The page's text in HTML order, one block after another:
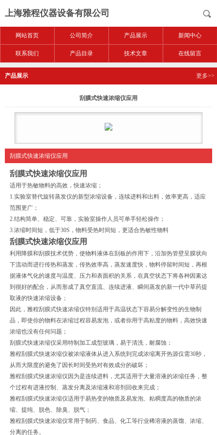
上海雅程仪器设备有限公司
网站首页 公司简介 产品展示 新闻中心
联系我们 产品目录 技术文章 在线留言
产品展示 更多>>
刮膜式快速浓缩仪应用
刮膜式快速浓缩仪应用
刮膜式快速浓缩仪应用
适用于热敏物料的高效，快速浓缩；
1.实验室替代旋转蒸发仪的新型浓缩设备，连续进料和出料，效率更高，适应
范围更广；
2.结构简单、稳定、可靠，实验室操作人员可单手轻松操作；
3.浓缩时间短，低于30S，物料受热时间短，更适合热敏性物料
刮膜式快速浓缩仪应用
利用降膜和刮膜技术优势，使物料液体在刮板的作用下，沿加热管壁呈膜状向
下流动而进行传热和蒸发，传热效率高，蒸发速度快，物料停留时间短，再根
据液体气化的速度与温度、压力和表面积的关系，在真空状态下将各种因素达
到很好的配合，从而形成了真空直流、连续进液、瞬间蒸发的新一代中草药提
取液的快速浓缩设备；
因此，雅程刮膜式快速浓缩仪特别适用于高温状态下容易分解变性的生物制
品，即使你的物料在浓缩过程容易发泡，或者你用于高粘度的物料，高效快速
浓缩也没有任何问题；
刮膜式快速浓缩仪采用特制加工成型玻璃，易于清洗，耐腐蚀；
雅程刮膜式快速浓缩仪被浓缩液体从进入系统到完成浓缩离开热源仅需30秒，
从而大限度的避免了因长时间受热对有效成分的破坏；
雅程刮膜式快速浓缩仪因为是连续进料，尤其适用于大量溶液的浓缩任务，整
个过程有进液控制、蒸发分离及浓缩液和溶剂回收来完成；
雅程刮膜式快速浓缩仪适用于易热变的物质及易发泡、粘稠度高的物质的浓
缩、提纯、脱色、除臭、脱气；
雅程刮膜式快速浓缩仪常用于制药、食品、化工等行业稀溶液的蒸馏、浓缩、
分离的任务。